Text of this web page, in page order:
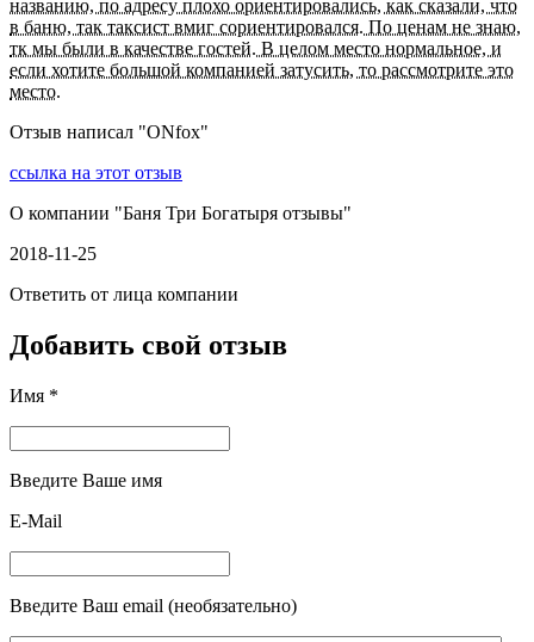
названию, по адресу плохо ориентировались, как сказали, что
в баню, так таксист вмиг сориентировался. По ценам не знаю,
тк мы были в качестве гостей. В целом место нормальное, и
если хотите большой компанией затусить, то рассмотрите это
место.
Отзыв написал "ONfox"
ссылка на этот отзыв
О компании "Баня Три Богатыря отзывы"
2018-11-25
Ответить от лица компании
Добавить свой отзыв
Имя *
Введите Ваше имя
E-Mail
Введите Ваш email (необязательно)